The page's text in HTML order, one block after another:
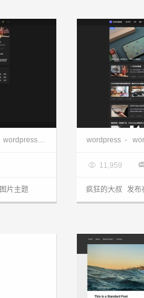
WordPress图片主题Mango分享，类朋友圈的博客主题
wordpress图片主题
图片主题
WordPress博
wordpress -
 11,959
疯狂的大叔 发布